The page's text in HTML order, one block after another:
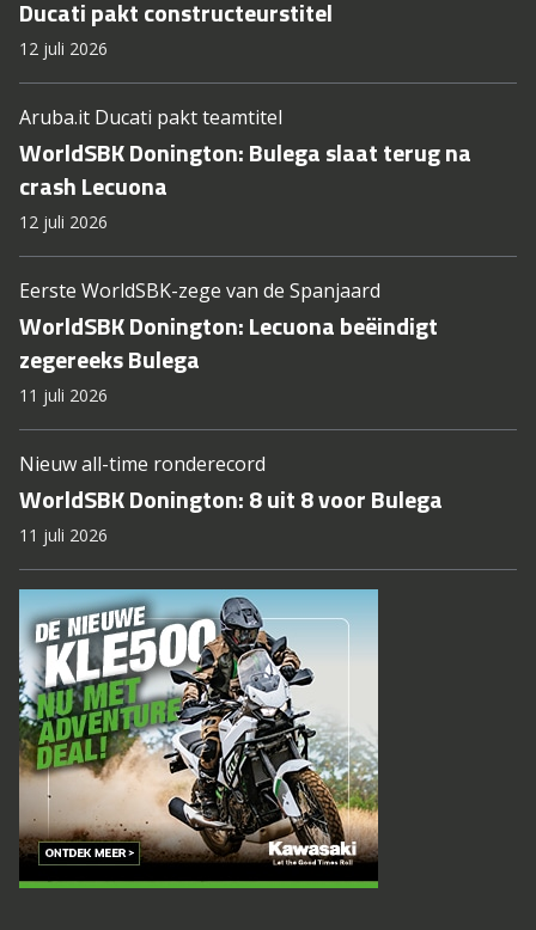
Ducati pakt constructeurstitel
12 juli 2026
Aruba.it Ducati pakt teamtitel
WorldSBK Donington: Bulega slaat terug na
crash Lecuona
12 juli 2026
Eerste WorldSBK-zege van de Spanjaard
WorldSBK Donington: Lecuona beëindigt
zegereeks Bulega
11 juli 2026
Nieuw all-time ronderecord
WorldSBK Donington: 8 uit 8 voor Bulega
11 juli 2026